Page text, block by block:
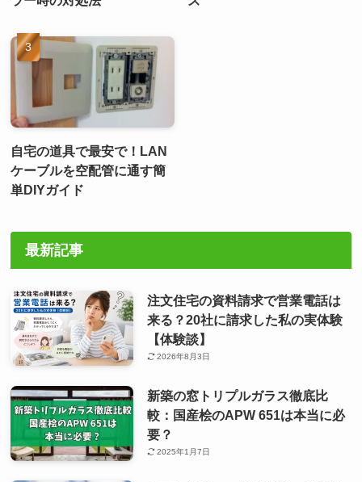
自宅の道具で最安で！LAN
ケーブルを空配管に通す簡
単DIYガイド
最新記事
注文住宅の資料請求で営業電話は
来る？20社に請求した私の実体験
【体験談】
2026年8月3日
新築の窓トリプルガラス徹底比
較：国産桧のAPW 651は本当に必
要？
2025年1月7日